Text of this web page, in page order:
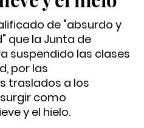
de "absurdo y
que la Junta de
suspendido las clases
por las
traslados a los
como
y el hielo.